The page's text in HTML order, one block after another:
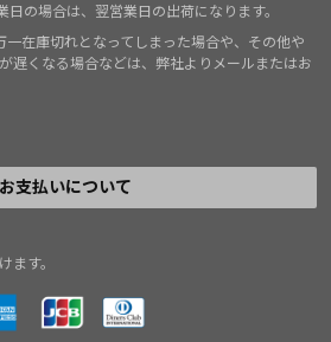
の場合は、翌営業日の出荷になります。
在庫切れとなってしまった場合や、その他や
遅くなる場合などは、弊社よりメールまたはお
お支払いについて
ます。